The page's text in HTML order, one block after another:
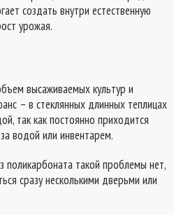
создать внутри естественную
урожая.
высаживаемых культур и
– в стеклянных длинных теплицах
так как постоянно приходится
водой или инвентарем.
поликарбоната такой проблемы нет,
сразу несколькими дверьми или